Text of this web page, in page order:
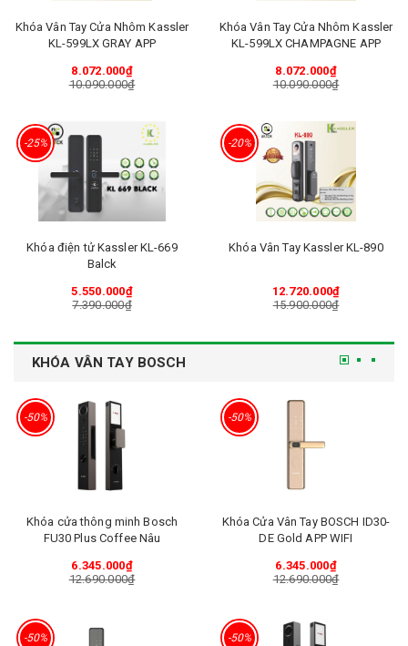
Khóa Vân Tay Cửa Nhôm Kassler
KL-599LX GRAY APP
8.072.000₫
10.090.000₫
-25%
Khóa điện tử Kassler KL-669
Balck
5.550.000₫
7.390.000₫
Khóa Vân Tay Cửa Nhôm Kassler
KL-599LX CHAMPAGNE APP
8.072.000₫
10.090.000₫
-20%
Khóa Vân Tay Kassler KL-890
12.720.000₫
15.900.000₫
KHÓA VÂN TAY BOSCH
-50%
Khóa cửa thông minh Bosch
FU30 Plus Coffee Nâu
6.345.000₫
12.690.000₫
-50%
-50%
Khóa Cửa Vân Tay BOSCH ID30-
DE Gold APP WIFI
6.345.000₫
12.690.000₫
-50%